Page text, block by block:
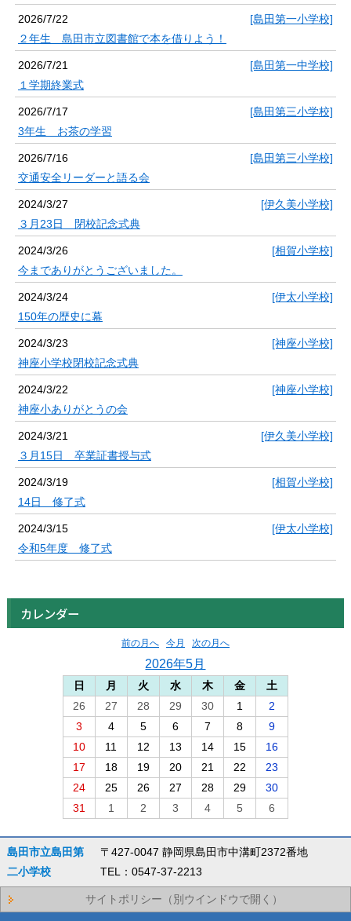
2026/7/22
[島田第一小学校]
２年生 島田市立図書館で本を借りよう！
2026/7/21
[島田第一中学校]
１学期終業式
2026/7/17
[島田第三小学校]
3年生 お茶の学習
2026/7/16
[島田第三小学校]
交通安全リーダーと語る会
2024/3/27
[伊久美小学校]
３月23日 閉校記念式典
2024/3/26
[相賀小学校]
今までありがとうございました。
2024/3/24
[伊太小学校]
150年の歴史に幕
2024/3/23
[神座小学校]
神座小学校閉校記念式典
2024/3/22
[神座小学校]
神座小ありがとうの会
2024/3/21
[伊久美小学校]
３月15日 卒業証書授与式
2024/3/19
[相賀小学校]
14日 修了式
2024/3/15
[伊太小学校]
令和5年度 修了式
カレンダー
前の月へ 今月 次の月へ
2026年5月
日 月 火 水 木 金
土
26
27 28 29 30 1
2
3
4 5 6 7 8
9
10
11 12 13 14 15
16
17
18 19 20 21 22
23
24
25 26 27 28 29
30
31
1 2 3 4 5 6
島田市立島田第
二小学校
〒427-0047 静岡県島田市中溝町2372番地
TEL：0547-37-2213
サイトポリシー（別ウインドウで開く）